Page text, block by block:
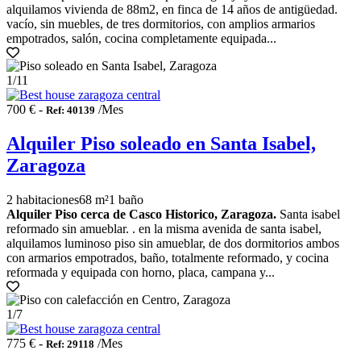
alquilamos vivienda de 88m2, en finca de 14 años de antigüedad.
vacío, sin muebles, de tres dormitorios, con amplios armarios
empotrados, salón, cocina completamente equipada...
1/11
700 € - Ref: 40139 /Mes
Alquiler Piso soleado en Santa Isabel,
Zaragoza
2 habitaciones68 m²1 baño
Alquiler Piso cerca de Casco Historico, Zaragoza. Santa isabel
reformado sin amueblar. . en la misma avenida de santa isabel,
alquilamos luminoso piso sin amueblar, de dos dormitorios ambos
con armarios empotrados, baño, totalmente reformado, y cocina
reformada y equipada con horno, placa, campana y...
1/7
775 € - Ref: 29118 /Mes